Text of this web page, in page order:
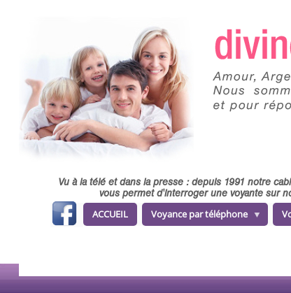
Vu à la télé et dans la presse : depuis 1991 notre
vous permet d'interroger une voyante sur
fa
ce
b
ACCUEIL Voyance par téléphone